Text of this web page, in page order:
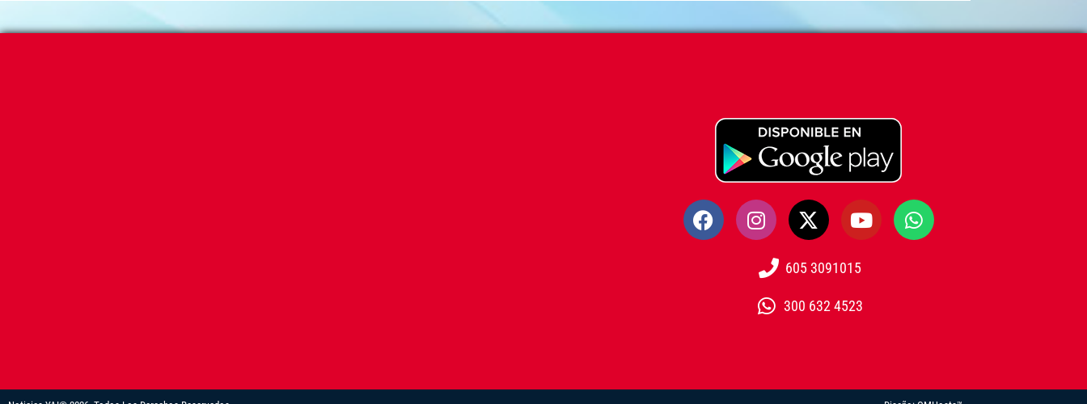
605 3091015
300 632 4523